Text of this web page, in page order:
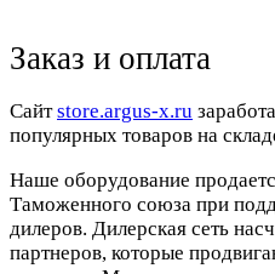
Заказ и оплата
Cайтstore.argus-x.ru
популярных товаров на
Наше оборудование
Таможенного союза при
дилеров. Дилерская сеть
партнеров, которые